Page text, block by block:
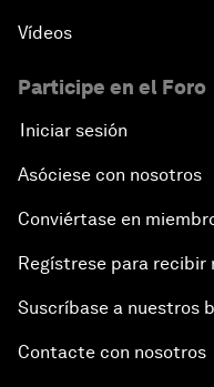
Vídeos
Participe en el Foro
Iniciar sesión
Asóciese con nosotros
Conviértase en
Regístrese para recibir
Suscríbase a nuestros
Contacte con nosotros